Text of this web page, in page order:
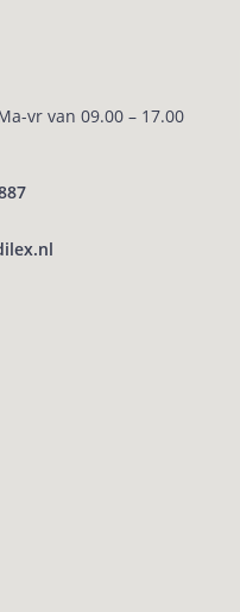
vr van 09.00 – 17.00